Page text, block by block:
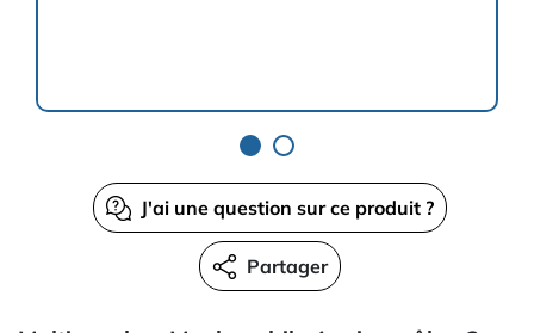
J'ai une question sur ce produit ?
Partager